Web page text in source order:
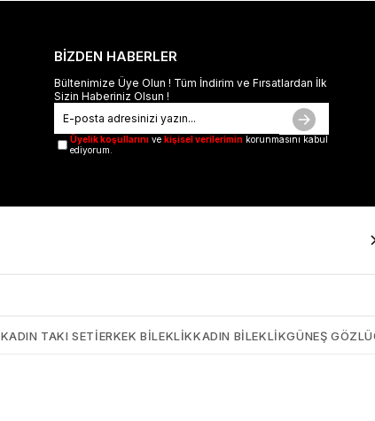
BİZDEN HABERLER
Bültenimize Üye Olun ! Tüm İndirim ve Fırsatlardan İlk
Sizin Haberiniz Olsun !
Üyelik koşullarını ve kişisel verilerimin korunmasını kabul
ediyorum.
KADIN TAKI SETIERKEK BILEKLIKKADIN BILEKLIKGÜNEŞ